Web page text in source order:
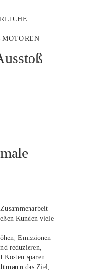
Kunden viele
Emissionen
reduzieren,
sparen.
das Ziel,